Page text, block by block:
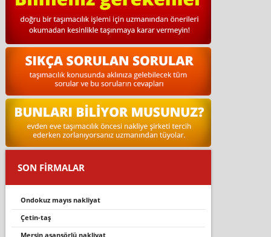
SON FİRMALAR
ondokuz mayis nakli̇yat
çetin-taş
mersin asansörlü nakliyat